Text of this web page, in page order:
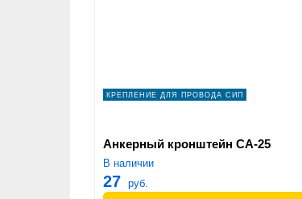
КРЕПЛЕНИЕ ДЛЯ ПРОВОДА СИП
Анкерный кронштейн СА-25
В наличии
27 руб.